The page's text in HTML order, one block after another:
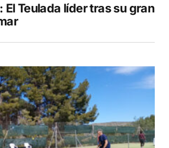
El Teulada líder tras su gran